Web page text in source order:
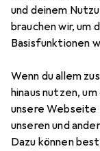
und deinem
brauchen wir, um
Basisfunktionen
Wenn du allem
hinaus nutzen,
unsere Webseite
unseren und
Dazu können